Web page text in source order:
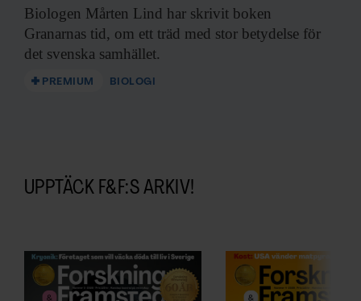
Biologen Mårten Lind har skrivit boken
Granarnas tid, om ett träd med stor betydelse för
det svenska samhället.
PREMIUM BIOLOGI
UPPTÄCK F&F:S ARKIV!